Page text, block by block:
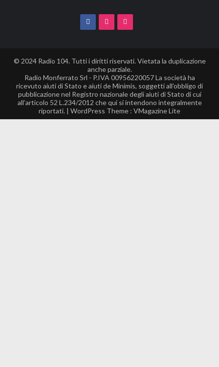
© 2024 Radio 104. Tutti i diritti riservati. Vietata la duplicazione
anche parziale.
Radio Monferrato Srl - P.IVA 00956220057 La società ha
ricevuto aiuti di Stato e aiuti de Minimis, soggetti all’obbligo di
pubblicazione nel Registro nazionale degli aiuti di Stato di cui
all’articolo 52 L.234/2012 che qui si intendono integralmente
riportati. | WordPress Theme : VMagazine Lite